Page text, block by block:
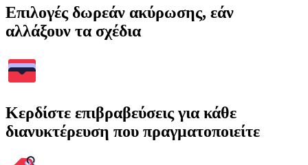
Επιλογές δωρεάν ακύρωσης, εάν
αλλάξουν τα σχέδια
Κερδίστε επιβραβεύσεις για κάθε
διανυκτέρευση που πραγματοποιείτε